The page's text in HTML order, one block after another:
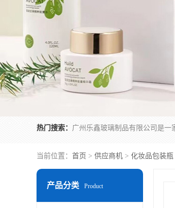
热门搜索：
当前位置： 首页 > 供应商机 > 化妆品包装瓶
产品分类 Product